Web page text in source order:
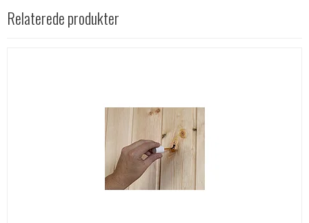
Relaterede produkter